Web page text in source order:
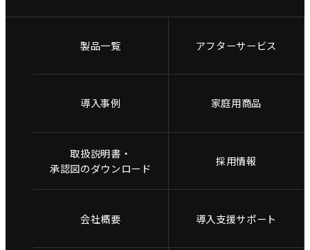
製品一覧 アフターサービス
導入事例 家庭用商品
取扱説明書・
承認図のダウンロード
採用情報
会社概要 導入支援サポート